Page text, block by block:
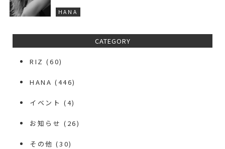
HANA
CATEGORY
RIZ (60)
HANA (446)
イベント (4)
お知らせ (26)
その他 (30)